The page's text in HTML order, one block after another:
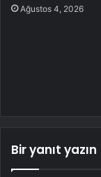
Ağustos 4, 2026
Bir yanıt yazın